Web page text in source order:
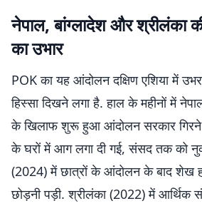
नेपाल, बांग्लादेश और श्रीलंका
का उभार
POK का यह आंदोलन दक्षिण एशिया में
हिस्सा दिखने लगा है. हाल के महीनों में
के खिलाफ शुरू हुआ आंदोलन सरकार गिरने
के घरों में आग लगा दी गई, संसद तक को
(2024) में छात्रों के आंदोलन के बाद शेख
छोड़नी पड़ी. श्रीलंका (2022) में